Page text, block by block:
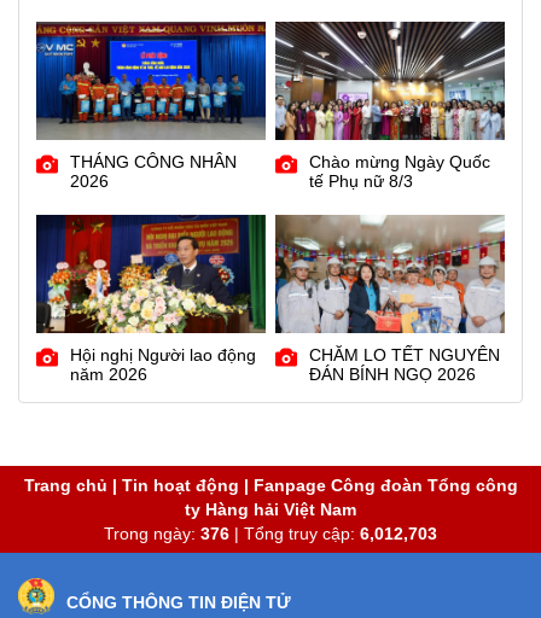
2025
THÁNG CÔNG NHÂN
2026
Chào mừng Ngày Quốc
tế Phụ nữ 8/3
Hội nghị Người lao động
năm 2026
CHĂM LO TẾT NGUYÊN
ĐÁN BÍNH NGỌ 2026
Trang chủ | Tin hoạt động | Fanpage Công đoàn Tổng công
ty Hàng hải Việt Nam
Trong ngày: 376 | Tổng truy cập: 6,012,703
CỔNG THÔNG TIN ĐIỆN TỬ